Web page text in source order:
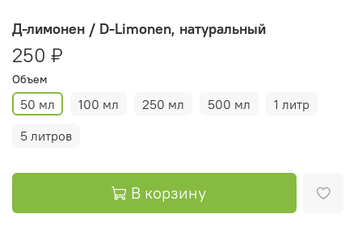
Д-лимонен / D-Limonen, натуральный
250 ₽
Объем
50 мл 100 мл 250 мл 500 мл
1 литр
5 литров
В корзину